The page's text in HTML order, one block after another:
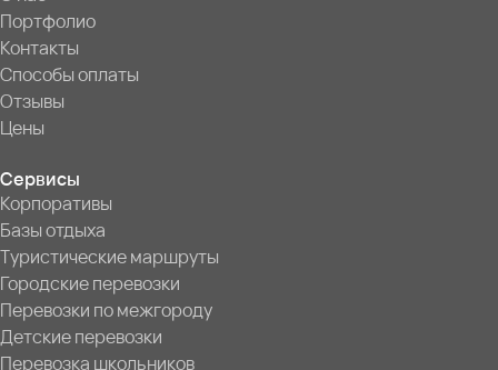
Портфолио
Контакты
Способы оплаты
Отзывы
Цены
Сервисы
Корпоративы
Базы отдыха
Туристические маршруты
Городские перевозки
Перевозки по межгороду
Детские перевозки
Перевозка школьников